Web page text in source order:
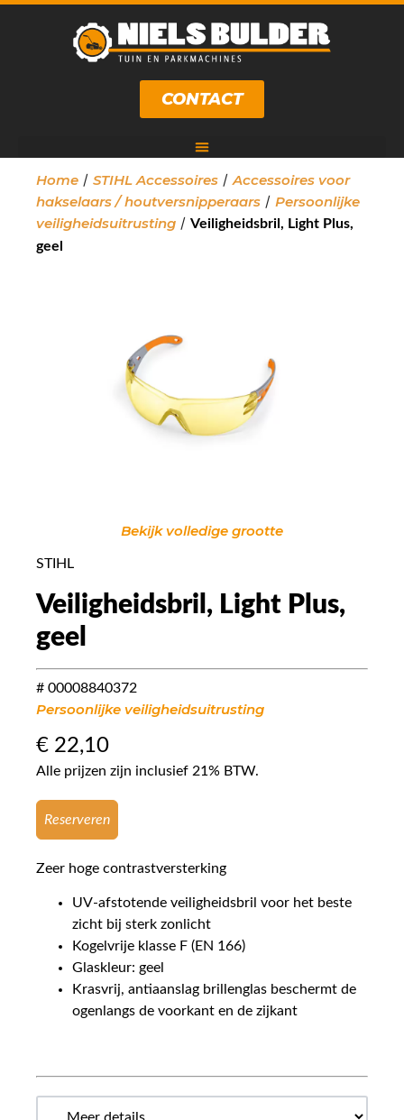
CONTACT
Home / STIHL Accessoires / Accessoires voor
hakselaars / houtversnipperaars / Persoonlijke
veiligheidsuitrusting / Veiligheidsbril, Light Plus,
geel
Bekijk volledige grootte
STIHL
Veiligheidsbril, Light Plus,
geel
# 00008840372
Persoonlijke veiligheidsuitrusting
€ 22,10
Alle prijzen zijn inclusief 21% BTW.
Reserveren
Zeer hoge contrastversterking
UV-afstotende veiligheidsbril voor het beste
zicht bij sterk zonlicht
Kogelvrije klasse F (EN 166)
Glaskleur: geel
Krasvrij, antiaanslag brillenglas beschermt de
ogenlangs de voorkant en de zijkant